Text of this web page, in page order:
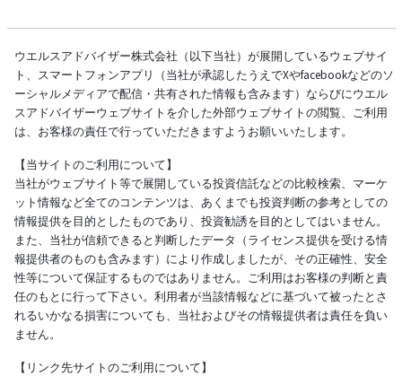
ウエルスアドバイザー株式会社（以下当社）が展開しているウェブサイ
ト、スマートフォンアプリ（当社が承認したうえでXやfacebookなどのソ
ーシャルメディアで配信・共有された情報も含みます）ならびにウエル
スアドバイザーウェブサイトを介した外部ウェブサイトの閲覧、ご利用
は、お客様の責任で行っていただきますようお願いいたします。
【当サイトのご利用について】
当社がウェブサイト等で展開している投資信託などの比較検索、マーケ
ット情報など全てのコンテンツは、あくまでも投資判断の参考としての
情報提供を目的としたものであり、投資勧誘を目的としてはいません。
また、当社が信頼できると判断したデータ（ライセンス提供を受ける情
報提供者のものも含みます）により作成しましたが、その正確性、安全
性等について保証するものではありません。ご利用はお客様の判断と責
任のもとに行って下さい。利用者が当該情報などに基づいて被ったとさ
れるいかなる損害についても、当社およびその情報提供者は責任を負い
ません。
【リンク先サイトのご利用について】